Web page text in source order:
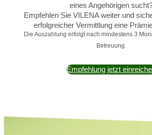
eines Angehörigen
Empfehlen Sie VILENA weiter und
erfolgreicher Vermittlung eine
Die Auszahlung erfolgt nach mindestens 3
Betreuung.
Empfehlung jetzt